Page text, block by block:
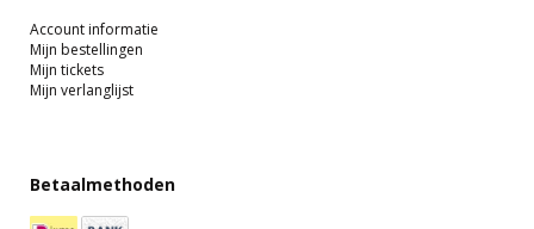
Account informatie
Mijn bestellingen
Mijn tickets
Mijn verlanglijst
Betaalmethoden